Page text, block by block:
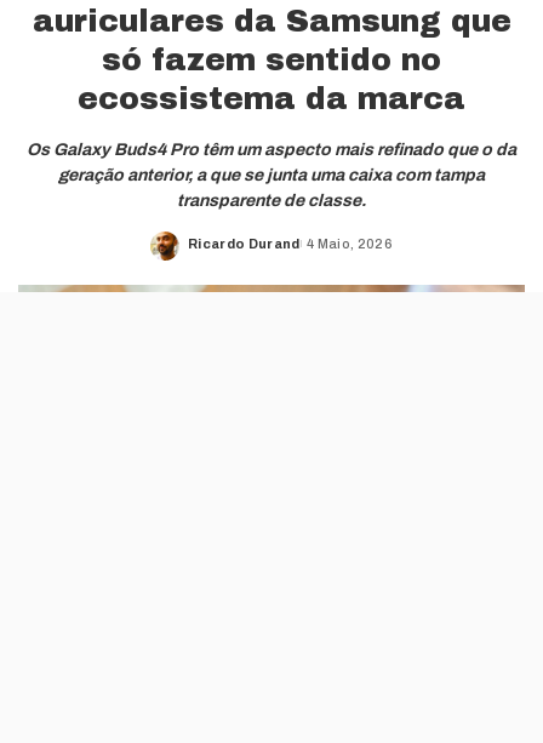
auriculares da Samsung que
só fazem sentido no
ecossistema da marca
Os Galaxy Buds4 Pro têm um aspecto mais refinado que o da
geração anterior, a que se junta uma caixa com tampa
transparente de classe.
Posted
Ricardo Durand 4 Maio, 2026